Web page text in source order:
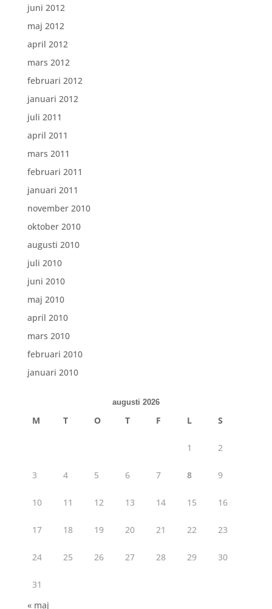
juni 2012
maj 2012
april 2012
mars 2012
februari 2012
januari 2012
juli 2011
april 2011
mars 2011
februari 2011
januari 2011
november 2010
oktober 2010
augusti 2010
juli 2010
juni 2010
maj 2010
april 2010
mars 2010
februari 2010
januari 2010
augusti 2026
M T O T F L S
1 2
3 4 5 6 7 8 9
10 11 12 13 14 15 16
17 18 19 20 21 22 23
24 25 26 27 28 29 30
31
« maj